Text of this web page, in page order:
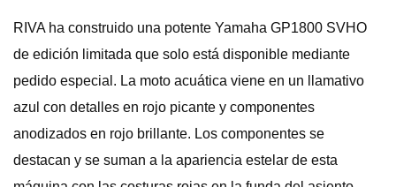
RIVA ha construido una potente Yamaha GP1800 SVHO
de edición limitada que solo está disponible mediante
pedido especial. La moto acuática viene en un llamativo
azul con detalles en rojo picante y componentes
anodizados en rojo brillante. Los componentes se
destacan y se suman a la apariencia estelar de esta